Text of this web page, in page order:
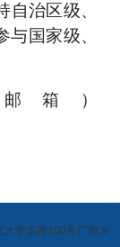
治区级、
国家级、
箱）
学东路100号广西大